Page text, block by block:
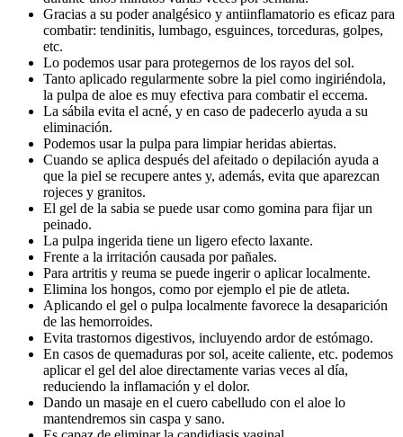
Gracias a su poder analgésico y antiinflamatorio es eficaz para
combatir: tendinitis, lumbago, esguinces, torceduras, golpes,
etc.
Lo podemos usar para protegernos de los rayos del sol.
Tanto aplicado regularmente sobre la piel como ingiriéndola,
la pulpa de aloe es muy efectiva para combatir el eccema.
La sábila evita el acné, y en caso de padecerlo ayuda a su
eliminación.
Podemos usar la pulpa para limpiar heridas abiertas.
Cuando se aplica después del afeitado o depilación ayuda a
que la piel se recupere antes y, además, evita que aparezcan
rojeces y granitos.
El gel de la sabia se puede usar como gomina para fijar un
peinado.
La pulpa ingerida tiene un ligero efecto laxante.
Frente a la irritación causada por pañales.
Para artritis y reuma se puede ingerir o aplicar localmente.
Elimina los hongos, como por ejemplo el pie de atleta.
Aplicando el gel o pulpa localmente favorece la desaparición
de las hemorroides.
Evita trastornos digestivos, incluyendo ardor de estómago.
En casos de quemaduras por sol, aceite caliente, etc. podemos
aplicar el gel del aloe directamente varias veces al día,
reduciendo la inflamación y el dolor.
Dando un masaje en el cuero cabelludo con el aloe lo
mantendremos sin caspa y sano.